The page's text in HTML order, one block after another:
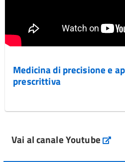
Medicina di precisione e
prescrittiva
Vai al canale Youtube